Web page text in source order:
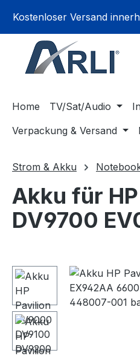
Zur
Kostenloser Versand
Home TV/Sat/Audio
Verpackung & Versand
Strom & Akku
Akku für
DV9700
Bildergalerie überspringen